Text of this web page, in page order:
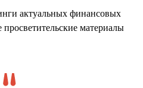
актуальных финансовых
материалы